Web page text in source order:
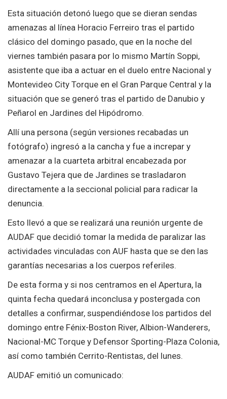
Esta situación detonó luego que se dieran sendas
amenazas al línea Horacio Ferreiro tras el partido
clásico del domingo pasado, que en la noche del
viernes también pasara por lo mismo Martín Soppi,
asistente que iba a actuar en el duelo entre Nacional y
Montevideo City Torque en el Gran Parque Central y la
situación que se generó tras el partido de Danubio y
Peñarol en Jardines del Hipódromo.
Allí una persona (según versiones recabadas un
fotógrafo) ingresó a la cancha y fue a increpar y
amenazar a la cuarteta arbitral encabezada por
Gustavo Tejera que de Jardines se trasladaron
directamente a la seccional policial para radicar la
denuncia.
Esto llevó a que se realizará una reunión urgente de
AUDAF que decidió tomar la medida de paralizar las
actividades vinculadas con AUF hasta que se den las
garantías necesarias a los cuerpos referiles.
De esta forma y si nos centramos en el Apertura, la
quinta fecha quedará inconclusa y postergada con
detalles a confirmar, suspendiéndose los partidos del
domingo entre Fénix-Boston River, Albion-Wanderers,
Nacional-MC Torque y Defensor Sporting-Plaza Colonia,
así como también Cerrito-Rentistas, del lunes.
AUDAF emitió un comunicado: